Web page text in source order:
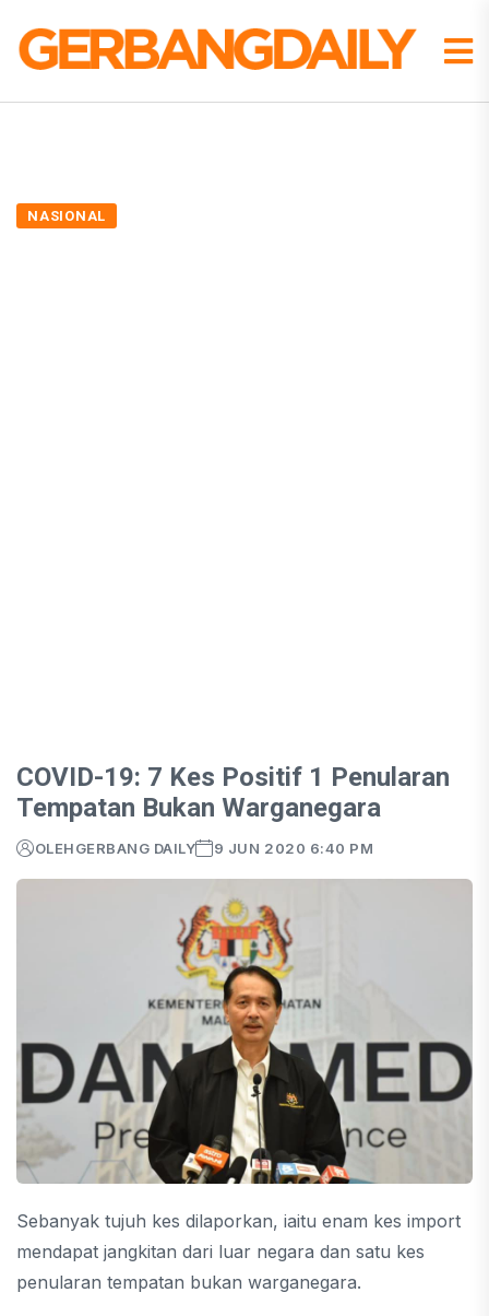
NASIONAL
COVID-19: 7 Kes Positif 1 Penularan
Tempatan Bukan Warganegara
OLEHGERBANG DAILY 9 JUN 2020 6:40 PM
Sebanyak tujuh kes dilaporkan, iaitu enam kes import
mendapat jangkitan dari luar negara dan satu kes
penularan tempatan bukan warganegara.